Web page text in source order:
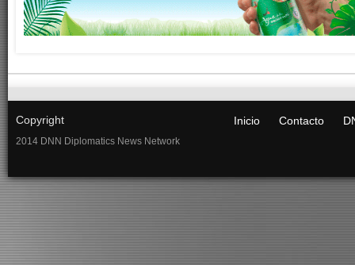
Copyright
2014 DNN Diplomatics News Network
Inicio Contacto